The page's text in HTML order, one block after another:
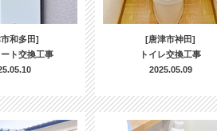
和多田]
ト交換工事
[唐津市神田]
トイレ交換工事
2025.05.09